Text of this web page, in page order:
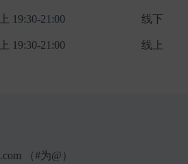
19:30-21:00 线下
19:30-21:00 线上
（#为@）